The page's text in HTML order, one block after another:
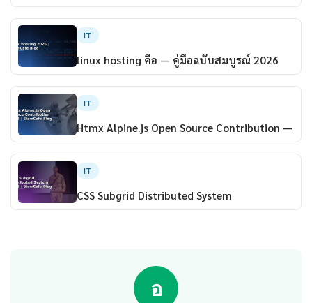
IT
linux hosting คือ — คู่มือฉบับสมบูรณ์ 2026
IT
Htmx Alpine.js Open Source Contribution —
IT
CSS Subgrid Distributed System
อ